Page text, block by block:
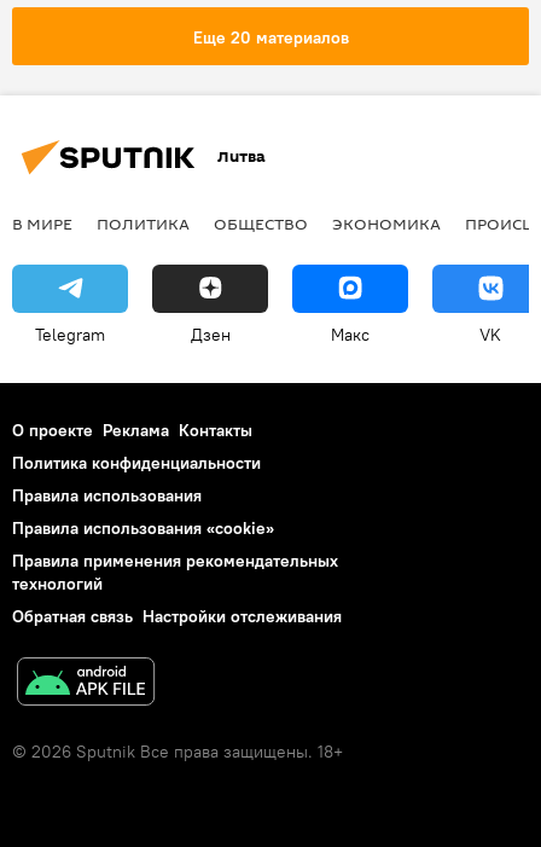
нетрезвое вождение
Еще 20 материалов
Литва
В МИРЕ ПОЛИТИКА ОБЩЕСТВО ЭКОНОМИКА
Telegram Дзен Макс VK
О проекте Реклама Контакты
Политика конфиденциальности
Правила использования
Правила использования «cookie»
Правила применения рекомендательных
технологий
Обратная связь Настройки отслеживания
© 2026 Sputnik Все права защищены. 18+